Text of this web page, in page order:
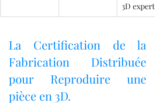
3D
La Certification de la
Fabrication Distribuée
pour Reproduire une
pièce en 3D.